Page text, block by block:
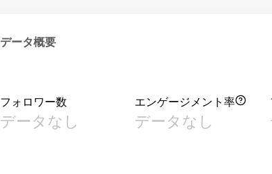
データ概要
フォロワー数
データなし
エンゲージメント率
データなし